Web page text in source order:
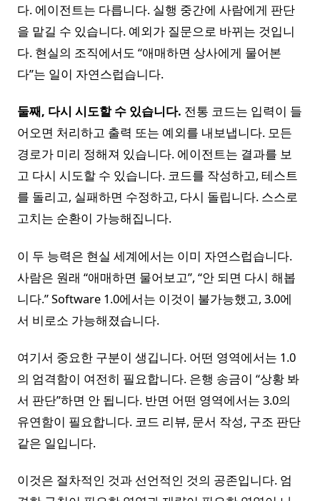
다. 에이전트는 다릅니다. 실행 중간에 사람에게 판단
을 맡길 수 있습니다. 예외가 질문으로 바뀌는 것입니
다. 현실의 조직에서도 “애매하면 상사에게 물어본
다”는 일이 자연스럽습니다.
둘째, 다시 시도할 수 있습니다. 전통 코드는 입력이 들
어오면 처리하고 출력 또는 예외를 내보냅니다. 모든
경로가 미리 정해져 있습니다. 에이전트는 결과를 보
고 다시 시도할 수 있습니다. 코드를 작성하고, 테스트
를 돌리고, 실패하면 수정하고, 다시 돌립니다. 스스로
고치는 순환이 가능해집니다.
이 두 능력은 현실 세계에서는 이미 자연스럽습니다.
사람은 원래 “애매하면 물어보고”, “안 되면 다시 해봅
니다.” Software 1.0에서는 이것이 불가능했고, 3.0에
서 비로소 가능해졌습니다.
여기서 중요한 구분이 생깁니다. 어떤 영역에서는 1.0
의 엄격함이 여전히 필요합니다. 은행 송금이 “상황 봐
서 판단”하면 안 됩니다. 반면 어떤 영역에서는 3.0의
유연함이 필요합니다. 코드 리뷰, 문서 작성, 구조 판단
같은 일입니다.
이것은 절차적인 것과 선언적인 것의 공존입니다. 엄